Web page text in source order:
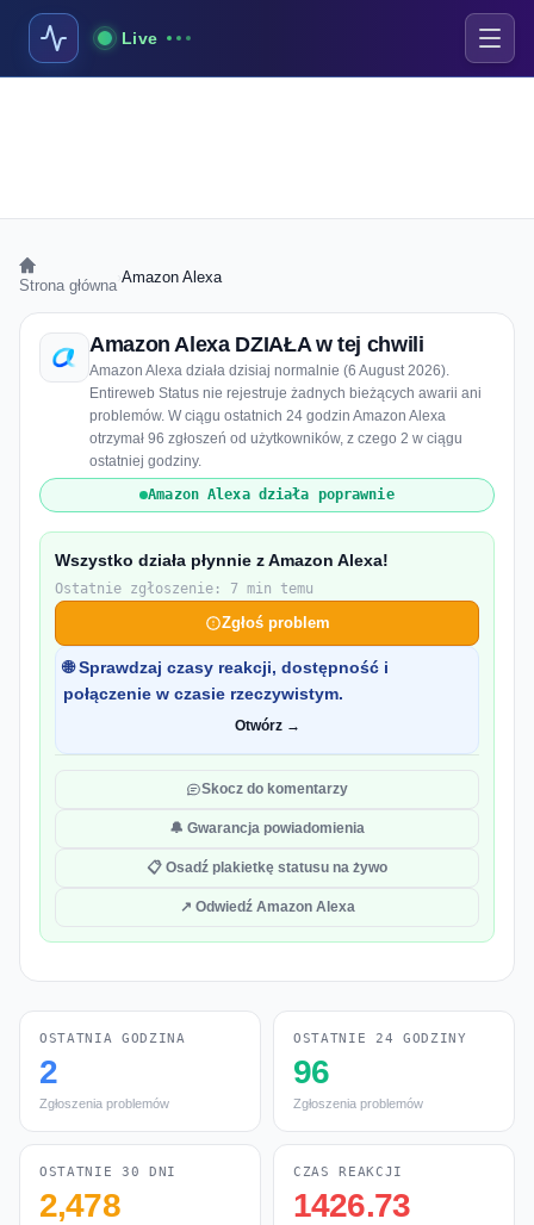
Live
Strona główna Amazon Alexa
Amazon Alexa DZIAŁA w tej chwili
Amazon Alexa działa dzisiaj normalnie (6 August 2026).
Entireweb Status nie rejestruje żadnych bieżących awarii ani
problemów. W ciągu ostatnich 24 godzin Amazon Alexa
otrzymał 96 zgłoszeń od użytkowników, z czego 2 w ciągu
ostatniej godziny.
Amazon Alexa działa poprawnie
Wszystko działa płynnie z Amazon Alexa!
Ostatnie zgłoszenie: 7 min temu
Zgłoś problem
🌐 Sprawdzaj czasy reakcji, dostępność i
połączenie w czasie rzeczywistym.
Otwórz →
Skocz do komentarzy
🔔 Gwarancja powiadomienia
📋 Osadź plakietkę statusu na żywo
↗ Odwiedź Amazon Alexa
OSTATNIA GODZINA
2
Zgłoszenia problemów
OSTATNIE 24 GODZINY
96
Zgłoszenia problemów
OSTATNIE 30 DNI
2,478
CZAS REAKCJI
1426.73